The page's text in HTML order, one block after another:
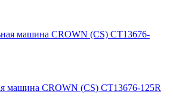
машина CROWN (CS) CT13676-125R